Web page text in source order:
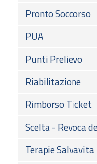
Pronto Soccorso
PUA
Punti Prelievo
Riabilitazione
Rimborso Ticket
Scelta - Revoca
Terapie Salvavita